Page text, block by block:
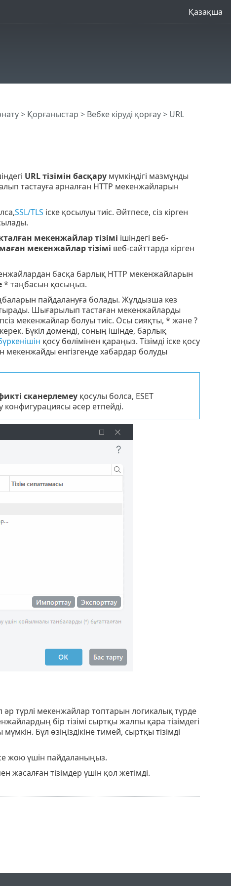
Қазақша
> Қорғаныстар > Вебке кіруді қорғау> URL
URL тізімін басқарумүмкіндігі мазмұнды
тастауға арналған HTTP мекенжайларын
SSL/TLS іске қосылуы тиіс. Әйтпесе, сіз кірген
мекенжайлар тізімі ішіндегі веб-
мекенжайлар тізімі веб-сайттарда кірген
басқа барлық HTTP мекенжайларын
* таңбасын қосыңыз.
пайдалануға болады. Жұлдызша кез
Шығарылып тастаған мекенжайларды
мекенжайлар болуы тиіс. Осы сияқты, * және ?
Бүкіл доменді, соның ішінде, барлық
қосу бөлімінен қараңыз. Тізімді іске қосу
мекенжайды енгізгенде хабардар болуды
сканерлемеуқосулы болса, ESET
конфигурациясы әсер етпейді.
әр түрлі мекенжайлар топтарын логикалық түрде
бір тізімі сыртқы жалпы қара тізімдегі
Бұл өзіңіздікіне тимей, сыртқы тізімді
жою үшін пайдаланыңыз.
жасалған тізімдер үшін қол жетімді.